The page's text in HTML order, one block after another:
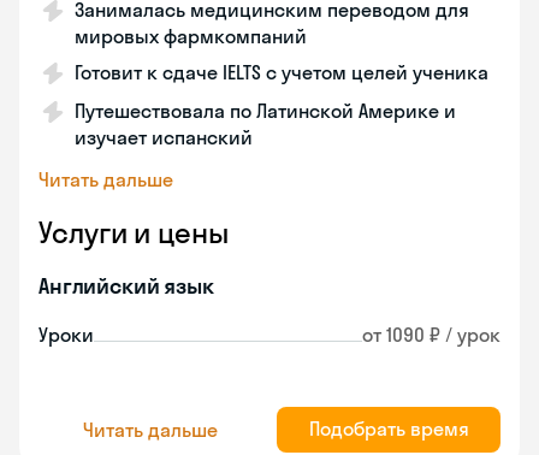
Занималась медицинским переводом для
мировых фармкомпаний
Готовит к сдаче IELTS с учетом целей ученика
Путешествовала по Латинской Америке и
изучает испанский
Читать дальше
Услуги и цены
Английский язык
Уроки от 1090 ₽ / урок
Читать дальше Подобрать время